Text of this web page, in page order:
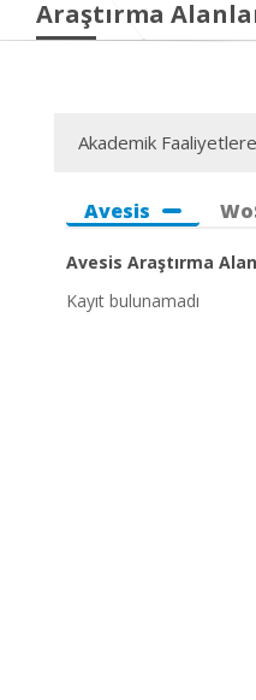
Araştırma
Akademik Faaliyetlere
Avesis
Avesis Araştırma
Kayıt bulunamadı